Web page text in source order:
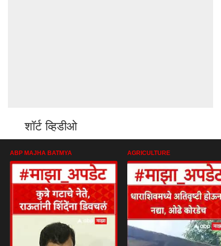
शॉर्ट व्हिडीओ
ABP MAJHA BATMYA AGRICULTURE